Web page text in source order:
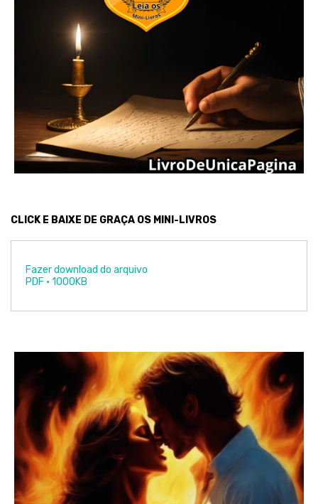
CLICK E BAIXE DE GRAÇA OS MINI-LIVROS
Fazer download do arquivo
PDF • 1000KB